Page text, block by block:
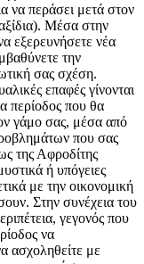
να περάσει μετά στον
Μέσα στην
εξερευνήσετε νέα
την
σας σχέση.
επαφές γίνονται
περίοδος που θα
γάμο σας, μέσα από
που σας
της Αφροδίτης
ή υπόγειες
με την οικονομική
Στην συνέχεια του
γεγονός που
να
ασχοληθείτε με